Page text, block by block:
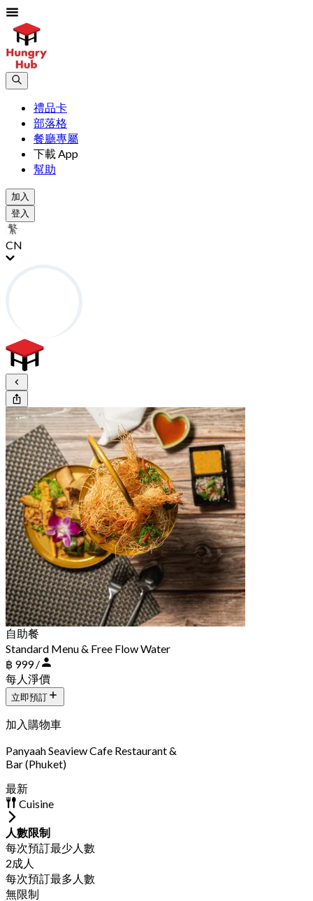
禮品卡
部落格
餐廳專屬
下載 App
幫助
加入
登入
CN
自助餐
Standard Menu & Free Flow Water
฿ 999 /
每人淨價
立即預訂
加入購物車
Panyaah Seaview Cafe Restaurant &
Bar (Phuket)
最新
Cuisine
人數限制
每次預訂最少人數
2成人
每次預訂最多人數
無限制